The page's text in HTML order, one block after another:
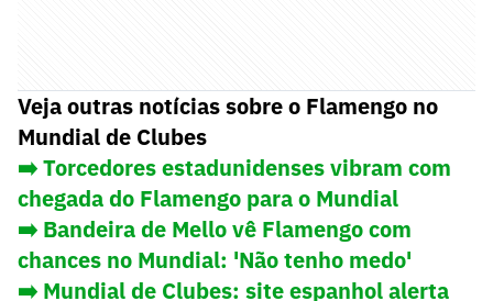
Veja outras notícias sobre o Flamengo no
Mundial de Clubes
➡️ Torcedores estadunidenses vibram com
chegada do Flamengo para o Mundial
➡️ Bandeira de Mello vê Flamengo com
chances no Mundial: 'Não tenho medo'
➡️ Mundial de Clubes: site espanhol alerta